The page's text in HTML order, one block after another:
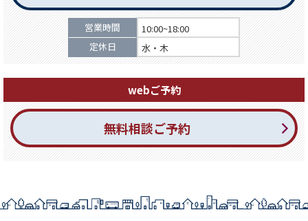
営業時間
10:00~18:00
定休日
水・木
webご予約
無料相談ご予約